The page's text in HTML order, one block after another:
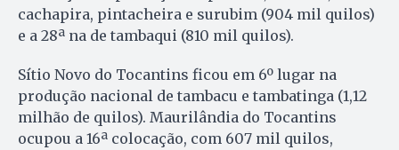
cachapira, pintacheira e surubim (904 mil quilos)
e a 28ª na de tambaqui (810 mil quilos).
Sítio Novo do Tocantins ficou em 6º lugar na
produção nacional de tambacu e tambatinga (1,12
milhão de quilos). Maurilândia do Tocantins
ocupou a 16ª colocação, com 607 mil quilos,